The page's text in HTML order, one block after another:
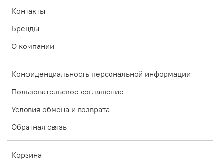
Контакты
Бренды
О компании
Конфиденциальность персональной информации
Пользовательское соглашение
Условия обмена и возврата
Обратная связь
Корзина